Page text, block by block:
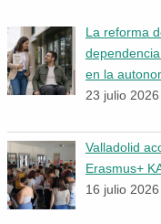
La reforma
en la
23 julio 2026
Valladolid
Erasmus+
16 julio 2026